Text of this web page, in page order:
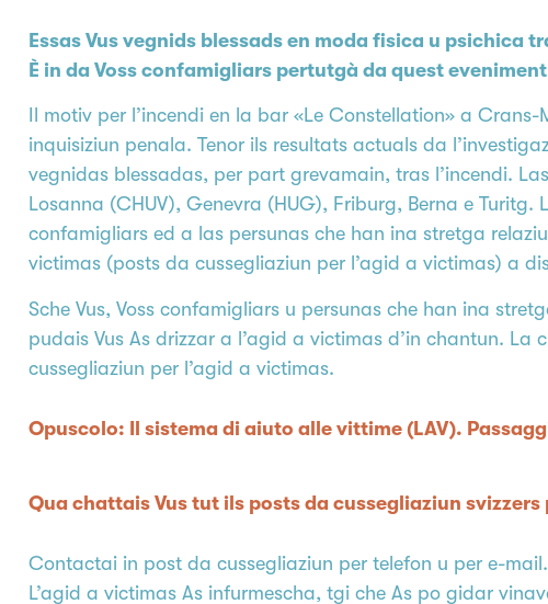
Essas Vus vegnids blessads en moda fisica u psichica
È in da Voss confamigliars pertutgà da quest
Il motiv per l’incendi en la bar «Le Constellation» a
inquisiziun penala. Tenor ils resultats actuals da
vegnidas blessadas, per part grevamain, tras l’incendi.
Losanna (CHUV), Genevra (HUG), Friburg, Berna e Turitg.
confamigliars ed a las persunas che han ina stretga
victimas (posts da cussegliaziun per l’agid a victimas) a
Sche Vus, Voss confamigliars u persunas che han ina
pudais Vus As drizzar a l’agid a victimas d’in chantun.
cussegliaziun per l’agid a victimas.
Opuscolo: Il sistema di aiuto alle vittime (LAV).
Qua chattais Vus tut ils posts da cussegliaziun svizzers
Contactai in post da cussegliaziun per telefon u per e-
L’agid a victimas As infurmescha, tgi che As po gidar